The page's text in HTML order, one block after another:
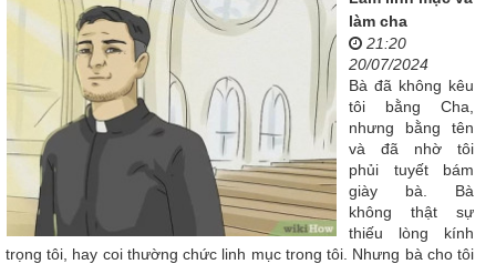
làm cha
21:20
20/07/2024
Bà đã không kêu
tôi bằng Cha,
nhưng bằng tên
và đã nhờ tôi
phủi tuyết bám
giày bà. Bà
không thật sự
thiếu lòng kính
trọng tôi, hay coi thường chức linh mục trong tôi. Nhưng bà cho tôi